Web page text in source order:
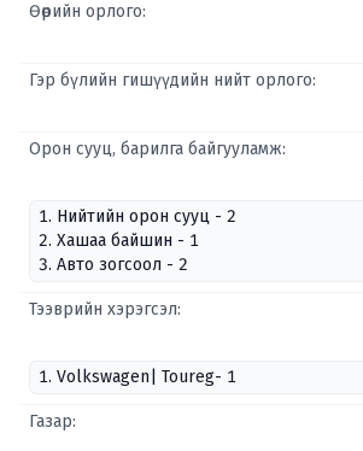
Өөрийн орлого:
Гэр бүлийн гишүүдийн нийт орлого:
Орон сууц, барилга байгууламж:
1. Нийтийн орон сууц - 2
2. Хашаа байшин - 1
3. Авто зогсоол - 2
Тээврийн хэрэгсэл:
1. Volkswagen| Toureg- 1
Газар: